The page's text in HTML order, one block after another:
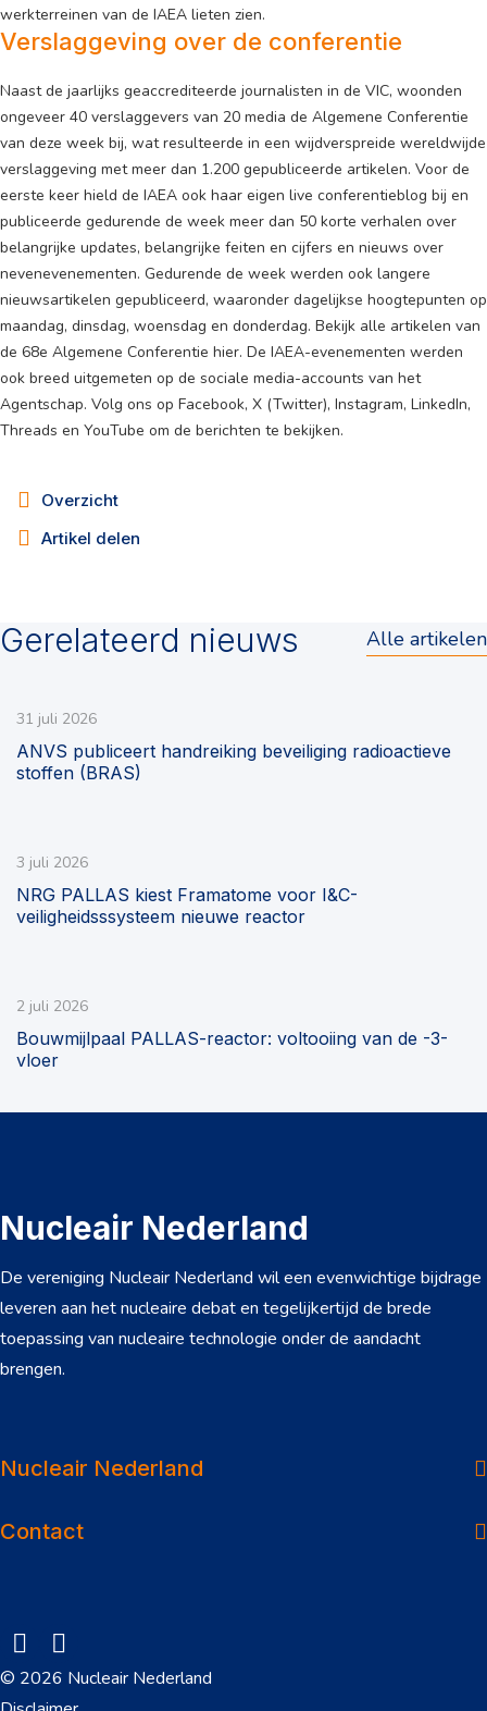
werkterreinen van de IAEA lieten zien.
Verslaggeving over de conferentie
Naast de jaarlijks geaccrediteerde journalisten in de VIC, woonden
ongeveer 40 verslaggevers van 20 media de Algemene Conferentie
van deze week bij, wat resulteerde in een wijdverspreide wereldwijde
verslaggeving met meer dan 1.200 gepubliceerde artikelen. Voor de
eerste keer hield de IAEA ook haar eigen live conferentieblog bij en
publiceerde gedurende de week meer dan 50 korte verhalen over
belangrijke updates, belangrijke feiten en cijfers en nieuws over
nevenevenementen. Gedurende de week werden ook langere
nieuwsartikelen gepubliceerd, waaronder dagelijkse hoogtepunten op
maandag, dinsdag, woensdag en donderdag. Bekijk alle artikelen van
de 68e Algemene Conferentie hier. De IAEA-evenementen werden
ook breed uitgemeten op de sociale media-accounts van het
Agentschap. Volg ons op Facebook, X (Twitter), Instagram, LinkedIn,
Threads en YouTube om de berichten te bekijken.
Overzicht
Artikel delen
Gerelateerd nieuws Alle artikelen
ANVS publiceert handreiking beveiliging radioactieve
stoffen (BRAS)
31 juli 2026
NRG PALLAS kiest Framatome voor I&C-
veiligheidsssysteem nieuwe reactor
3 juli 2026
Bouwmijlpaal PALLAS-reactor: voltooiing van de -3-
vloer
2 juli 2026
Nucleair Nederland
De vereniging Nucleair Nederland wil een evenwichtige bijdrage
leveren aan het nucleaire debat en tegelijkertijd de brede
toepassing van nucleaire technologie onder de aandacht
brengen.
Nucleair Nederland
Contact
© 2026 Nucleair Nederland